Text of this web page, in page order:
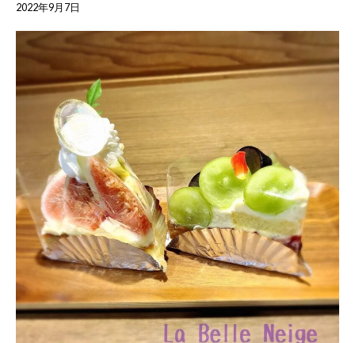
2022年9月7日